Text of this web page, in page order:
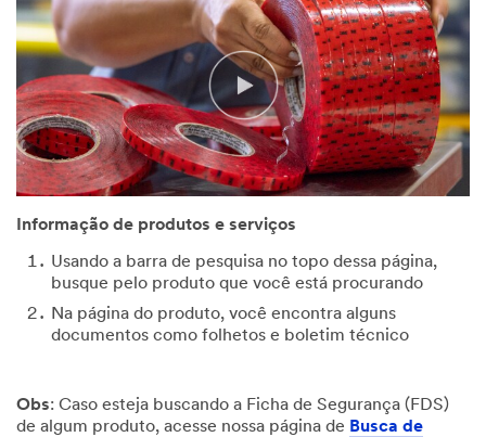
Informação de produtos e serviços
Usando a barra de pesquisa no topo dessa página,
busque pelo produto que você está procurando
Na página do produto, você encontra alguns
documentos como folhetos e boletim técnico
Obs: Caso esteja buscando a Ficha de Segurança (FDS)
de algum produto, acesse nossa página de Busca de